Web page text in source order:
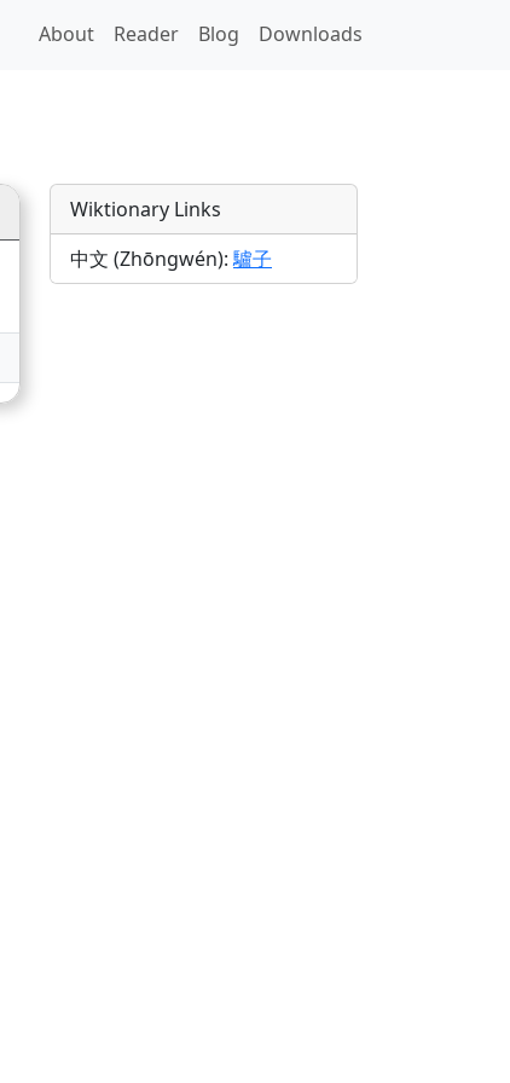
About Reader Blog Downloads
Wiktionary Links
中文 (Zhōngwén):驢子